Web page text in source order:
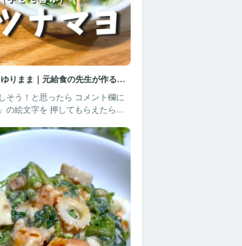
ります。
立ち、貧血予防に◎
をサポート！
ゆりまま｜元給食の先生が作る子
ども喜ぶレシピ🧑🏻‍🍳
そう！と思ったら コメント欄に
」の絵文字を 押してもらえたら嬉